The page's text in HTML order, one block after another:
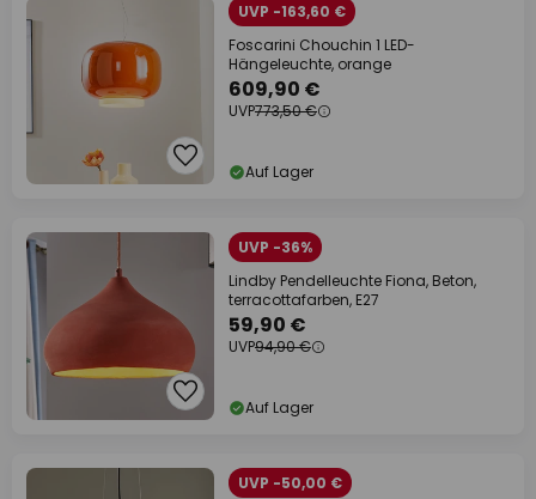
UVP -163,60 €
Foscarini Chouchin 1 LED-
Hängeleuchte, orange
609,90 €
UVP773,50 €
Auf Lager
UVP -36%
Lindby Pendelleuchte Fiona, Beton,
terracottafarben, E27
59,90 €
UVP94,90 €
Auf Lager
UVP -50,00 €